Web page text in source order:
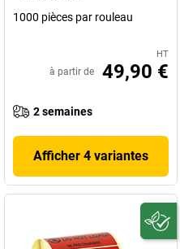
1000 pièces par rouleau
HT
à partir de 49,90 €
2 semaines
Afficher 4 variantes